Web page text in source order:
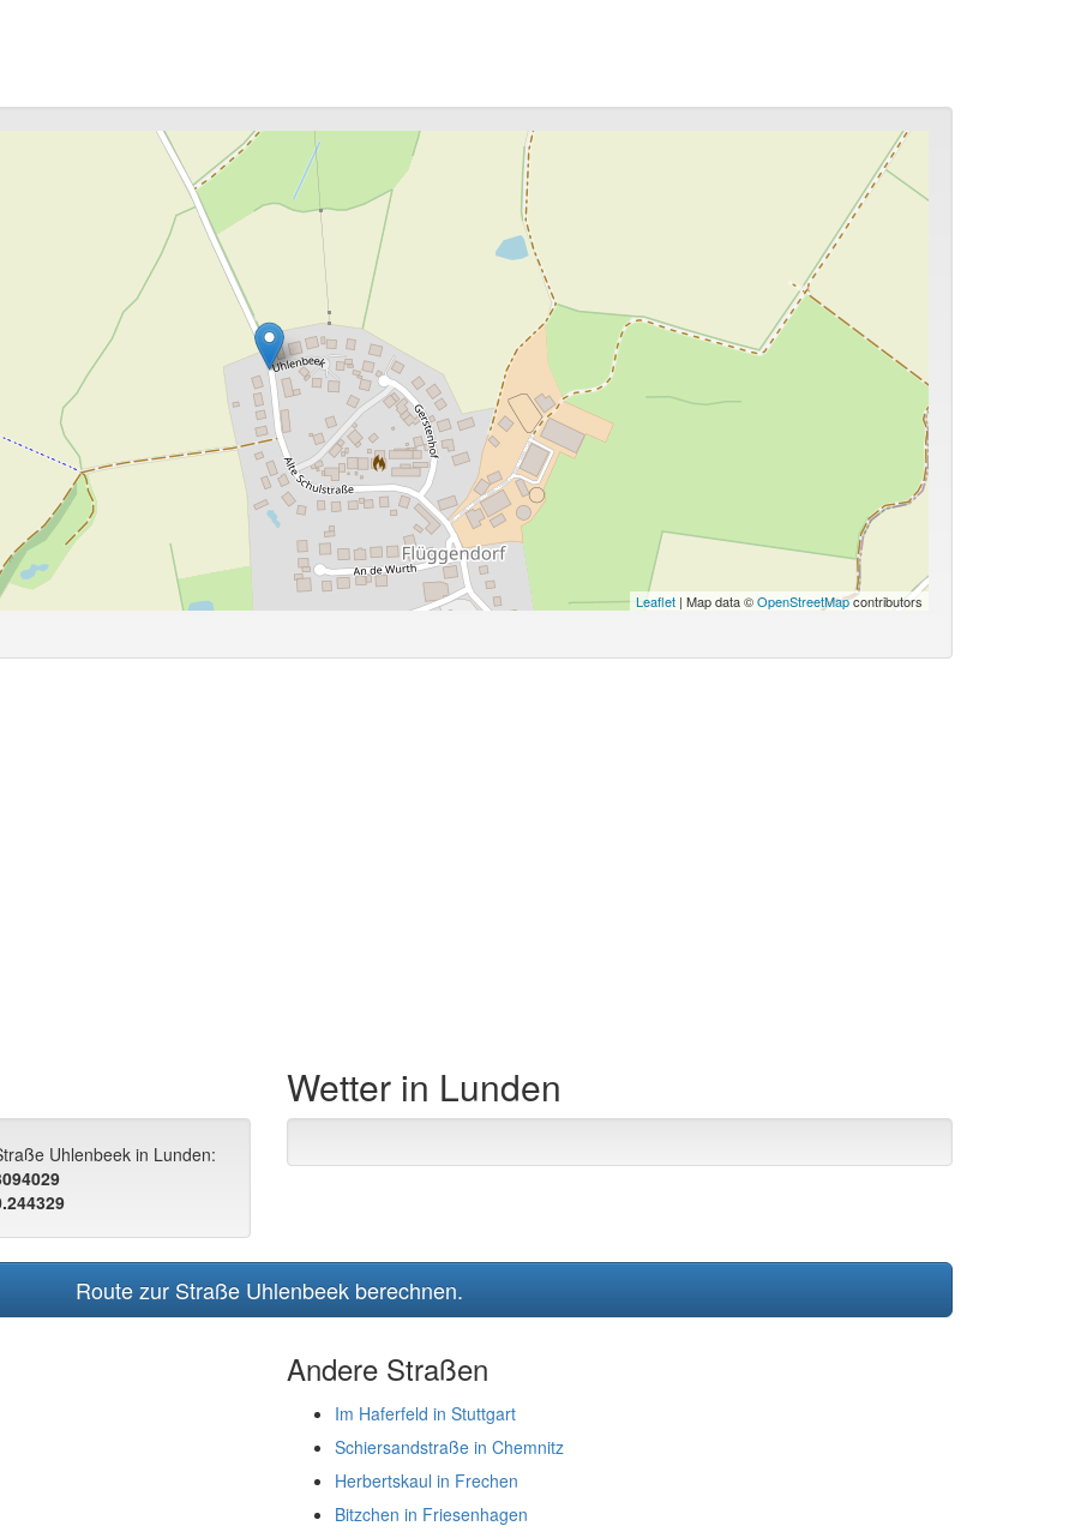
Leaflet | Map data ©OpenStreetMapcontributors
Uhlenbeek in Lunden:
Wetter in Lunden
Route zur Straße Uhlenbeek berechnen.
Andere Straßen
Im Haferfeld in Stuttgart
Schiersandstraße in Chemnitz
Herbertskaul in Frechen
Bitzchen in Friesenhagen